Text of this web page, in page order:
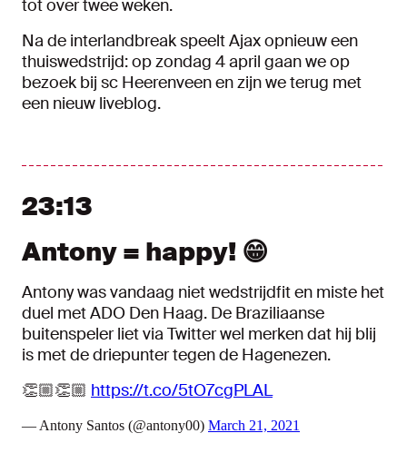
tot over twee weken.
Na de interlandbreak speelt Ajax opnieuw een
thuiswedstrijd: op zondag 4 april gaan we op
bezoek bij sc Heerenveen en zijn we terug met
een nieuw liveblog.
23:13
Antony = happy! 😁
Antony was vandaag niet wedstrijdfit en miste het
duel met ADO Den Haag. De Braziliaanse
buitenspeler liet via Twitter wel merken dat hij blij
is met de driepunter tegen de Hagenezen.
👏🏼👏🏼 https://t.co/5tO7cgPLAL
— Antony Santos (@antony00) March 21, 2021